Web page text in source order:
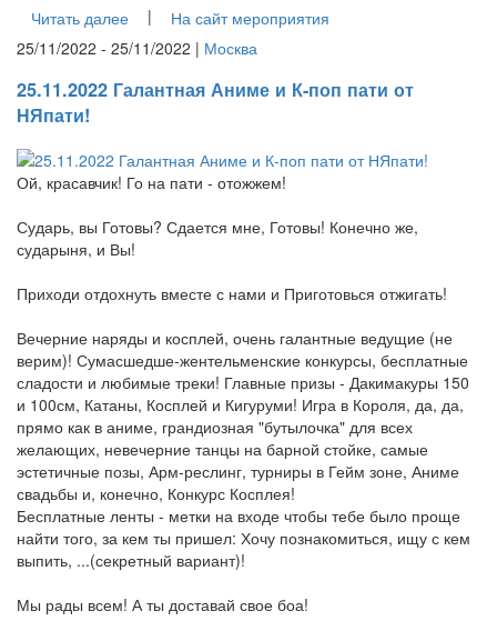
Читать далее
|
На сайт мероприятия
25/11/2022 - 25/11/2022 | Москва
25.11.2022 Галантная Аниме и К-поп пати от
НЯпати!
Ой, красавчик! Го на пати - отожжем!
Сударь, вы Готовы? Сдается мне, Готовы! Конечно же,
сударыня, и Вы!
Приходи отдохнуть вместе с нами и Приготовься отжигать!
Вечерние наряды и косплей, очень галантные ведущие (не
верим)! Сумасшедше-жентельменские конкурсы, бесплатные
сладости и любимые треки! Главные призы - Дакимакуры 150
и 100см, Катаны, Косплей и Кигуруми! Игра в Короля, да, да,
прямо как в аниме, грандиозная "бутылочка" для всех
желающих, невечерние танцы на барной стойке, самые
эстетичные позы, Арм-реслинг, турниры в Гейм зоне, Аниме
свадьбы и, конечно, Конкурс Косплея!
Бесплатные ленты - метки на входе чтобы тебе было проще
найти того, за кем ты пришел: Хочу познакомиться, ищу с кем
выпить, ...(секретный вариант)!
Мы рады всем! А ты доставай свое боа!